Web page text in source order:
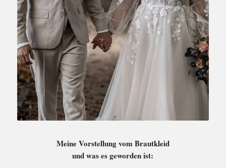
Meine Vorstellung vom Brautkleid
und was es geworden ist: